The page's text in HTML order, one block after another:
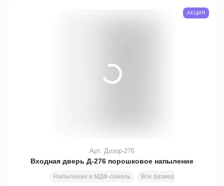
Входная дверь Д-276 порошковое напыление
Напыление и МДФ-панель Все размеры
Арт. Дозор-276
АКЦИЯ